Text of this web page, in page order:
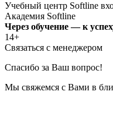
Учебный центр Softline
Академия Softline
Через обучение — к
14+
Связаться с менеджером
Спасибо за Ваш вопрос!
Мы свяжемся с Вами в